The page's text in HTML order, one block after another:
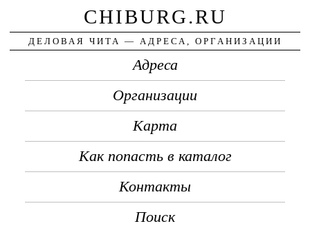
CHIBURG.RU
ДЕЛОВАЯ ЧИТА — АДРЕСА, ОРГАНИЗАЦИИ
Адреса
Организации
Карта
Как попасть в каталог
Контакты
Поиск